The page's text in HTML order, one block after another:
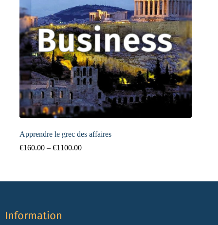
Apprendre le grec des affaires
€160.00 – €1100.00
Information